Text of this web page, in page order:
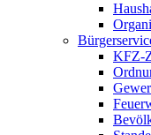
KFZ-